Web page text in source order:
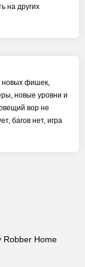
на других
новых фишек,
новые уровни и
вор не
багов нет, игра
Robber Home